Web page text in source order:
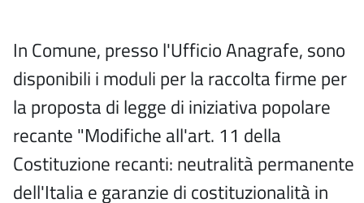
In Comune, presso l'Ufficio Anagrafe, sono
disponibili i moduli per la raccolta firme per
la proposta di legge di iniziativa popolare
recante "Modifiche all'art. 11 della
Costituzione recanti: neutralità permanente
dell'Italia e garanzie di costituzionalità in